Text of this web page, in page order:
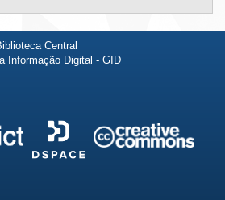
Central
Informação Digital - GID